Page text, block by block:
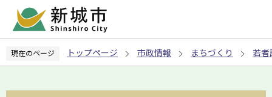
ペ
の
現在のページ トップページ 市政情報 まちづくり 若者